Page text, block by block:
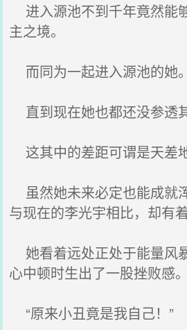
进入源池不到千年竟然能
主之境。
而同为一起进入源池的她。
直到现在她也都还没参透
这其中的差距可谓是天差
虽然她未来必定也能成就
与现在的李光宇相比，却有
她看着远处正处于能量风
心中顿时生出了一股挫败感。
“原来小丑竟是我自己！”